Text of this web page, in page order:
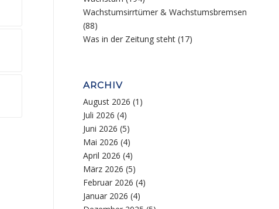
Wachstumsirrtümer & Wachstumsbremsen
(88)
Was in der Zeitung steht (17)
ARCHIV
August 2026 (1)
Juli 2026 (4)
Juni 2026 (5)
Mai 2026 (4)
April 2026 (4)
März 2026 (5)
Februar 2026 (4)
Januar 2026 (4)